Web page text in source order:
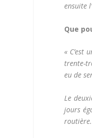
ensuite
Que
« C’est
trente-
eu de
Le
jours
routière.